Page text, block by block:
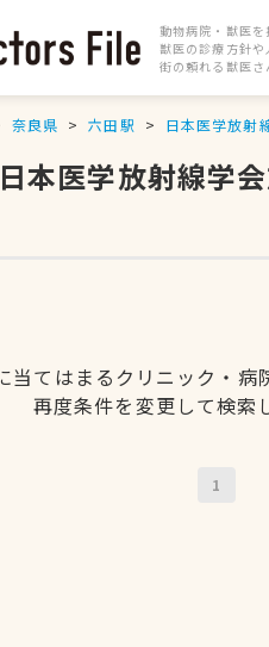
動物病院・獣医を
獣医の診療方針
街の頼れる獣医
奈良県 六田駅 日本医学放射
本医学放射線学
当てはまるクリニック・病
再度条件を変更して検索
1